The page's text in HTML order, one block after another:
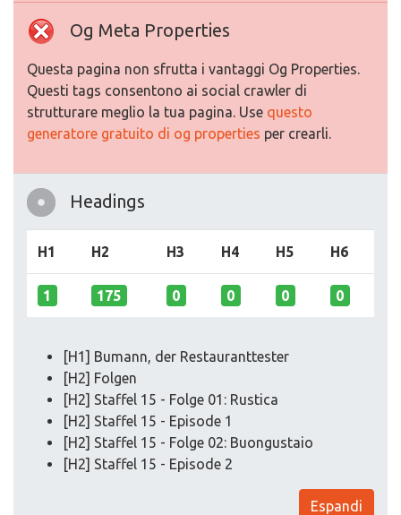
Og Meta Properties
Questa pagina non sfrutta i vantaggi Og Properties.
Questi tags consentono ai social crawler di
strutturare meglio la tua pagina. Use questo
generatore gratuito di og properties per crearli.
Headings
H1 H2 H3 H4 H5 H6
1 175 0 0 0 0
[H1] Bumann, der Restauranttester
[H2] Folgen
[H2] Staffel 15 - Folge 01: Rustica
[H2] Staffel 15 - Episode 1
[H2] Staffel 15 - Folge 02: Buongustaio
[H2] Staffel 15 - Episode 2
Espandi